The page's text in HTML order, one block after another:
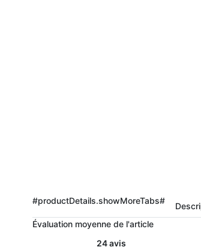
#productDetails.showMoreTabs#
Évaluation moyenne de l'article
24 avis